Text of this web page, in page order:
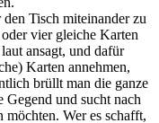
Tisch miteinander zu
vier gleiche Karten
ansagt, und dafür
Karten annehmen,
brüllt man die ganze
und sucht nach
möchten. Wer es schafft,